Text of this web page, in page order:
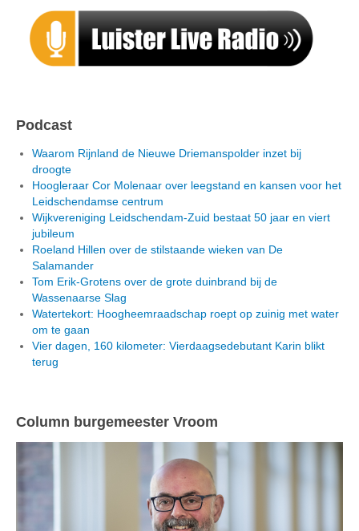
Podcast
Waarom Rijnland de Nieuwe Driemanspolder inzet bij
droogte
Hoogleraar Cor Molenaar over leegstand en kansen voor het
Leidschendamse centrum
Wijkvereniging Leidschendam-Zuid bestaat 50 jaar en viert
jubileum
Roeland Hillen over de stilstaande wieken van De
Salamander
Tom Erik-Grotens over de grote duinbrand bij de
Wassenaarse Slag
Watertekort: Hoogheemraadschap roept op zuinig met water
om te gaan
Vier dagen, 160 kilometer: Vierdaagsedebutant Karin blikt
terug
Column burgemeester Vroom